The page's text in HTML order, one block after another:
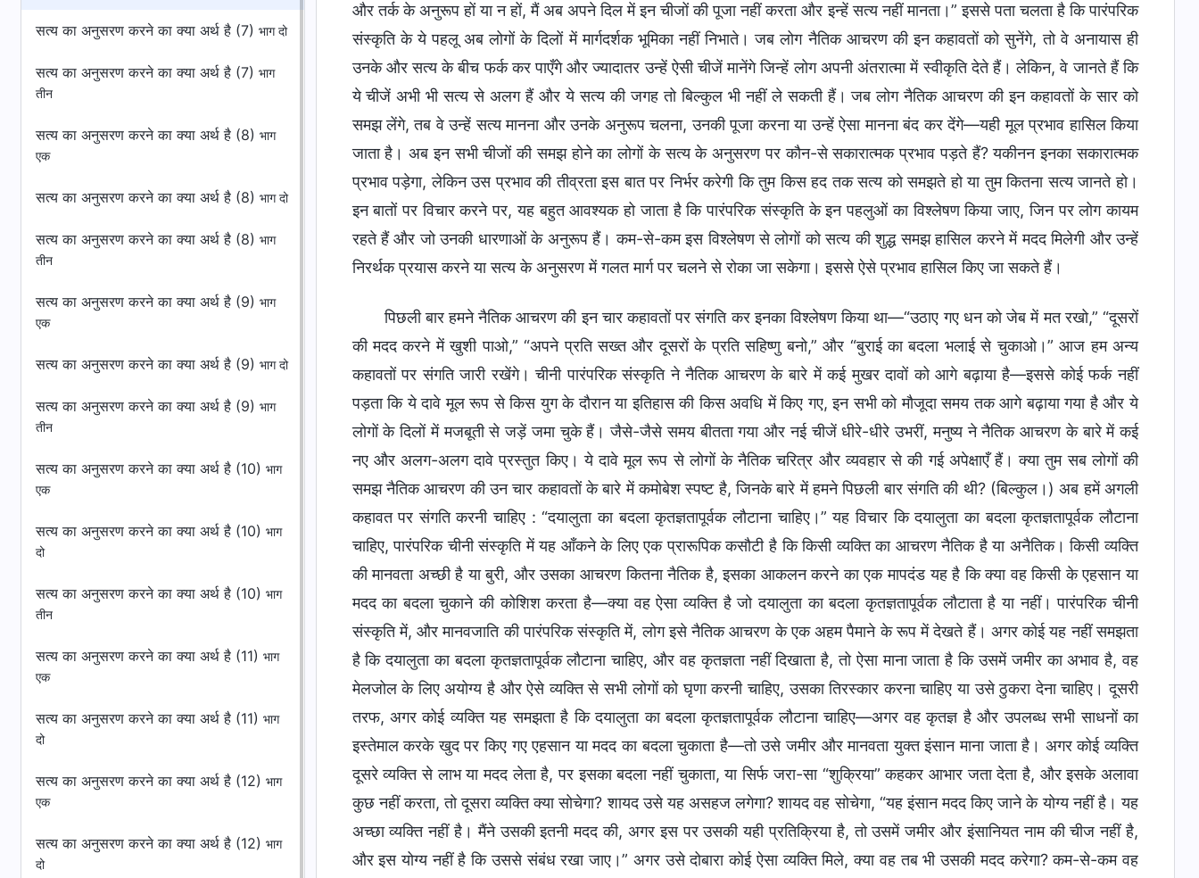
सत्य का अनुसरण करने का क्या अर्थ है (7) भाग दो
सत्य का अनुसरण करने का क्या अर्थ है (7) भाग
तीन
सत्य का अनुसरण करने का क्या अर्थ है (8) भाग
एक
सत्य का अनुसरण करने का क्या अर्थ है (8) भाग दो
सत्य का अनुसरण करने का क्या अर्थ है (8) भाग
तीन
सत्य का अनुसरण करने का क्या अर्थ है (9) भाग
एक
सत्य का अनुसरण करने का क्या अर्थ है (9) भाग दो
सत्य का अनुसरण करने का क्या अर्थ है (9) भाग
तीन
सत्य का अनुसरण करने का क्या अर्थ है (10) भाग
एक
सत्य का अनुसरण करने का क्या अर्थ है (10) भाग
दो
सत्य का अनुसरण करने का क्या अर्थ है (10) भाग
तीन
सत्य का अनुसरण करने का क्या अर्थ है (11) भाग
एक
सत्य का अनुसरण करने का क्या अर्थ है (11) भाग
दो
सत्य का अनुसरण करने का क्या अर्थ है (12) भाग
एक
सत्य का अनुसरण करने का क्या अर्थ है (12) भाग
दो
और तर्क के अनुरूप हों या न हों, मैं अब अपने दिल में इन चीजों की पूजा नहीं करता और इन्हें सत्य नहीं मानता।” इससे पता चलता है कि पारंपरिक
संस्कृति के ये पहलू अब लोगों के दिलों में मार्गदर्शक भूमिका नहीं निभाते। जब लोग नैतिक आचरण की इन कहावतों को सुनेंगे, तो वे अनायास ही
उनके और सत्य के बीच फर्क कर पाएँगे और ज्यादातर उन्हें ऐसी चीजें मानेंगे जिन्हें लोग अपनी अंतरात्मा में स्वीकृति देते हैं। लेकिन, वे जानते हैं कि
ये चीजें अभी भी सत्य से अलग हैं और ये सत्य की जगह तो बिल्कुल भी नहीं ले सकती हैं। जब लोग नैतिक आचरण की इन कहावतों के सार को
समझ लेंगे, तब वे उन्हें सत्य मानना और उनके अनुरूप चलना, उनकी पूजा करना या उन्हें ऐसा मानना बंद कर देंगे—यही मूल प्रभाव हासिल किया
जाता है। अब इन सभी चीजों की समझ होने का लोगों के सत्य के अनुसरण पर कौन-से सकारात्मक प्रभाव पड़ते हैं? यकीनन इनका सकारात्मक
प्रभाव पड़ेगा, लेकिन उस प्रभाव की तीव्रता इस बात पर निर्भर करेगी कि तुम किस हद तक सत्य को समझते हो या तुम कितना सत्य जानते हो।
इन बातों पर विचार करने पर, यह बहुत आवश्यक हो जाता है कि पारंपरिक संस्कृति के इन पहलुओं का विश्लेषण किया जाए, जिन पर लोग कायम
रहते हैं और जो उनकी धारणाओं के अनुरूप हैं। कम-से-कम इस विश्लेषण से लोगों को सत्य की शुद्ध समझ हासिल करने में मदद मिलेगी और उन्हें
निरर्थक प्रयास करने या सत्य के अनुसरण में गलत मार्ग पर चलने से रोका जा सकेगा। इससे ऐसे प्रभाव हासिल किए जा सकते हैं।
पिछली बार हमने नैतिक आचरण की इन चार कहावतों पर संगति कर इनका विश्लेषण किया था—“उठाए गए धन को जेब में मत रखो,” “दूसरों
की मदद करने में खुशी पाओ,” “अपने प्रति सख्त और दूसरों के प्रति सहिष्णु बनो,” और “बुराई का बदला भलाई से चुकाओ।” आज हम अन्य
कहावतों पर संगति जारी रखेंगे। चीनी पारंपरिक संस्कृति ने नैतिक आचरण के बारे में कई मुखर दावों को आगे बढ़ाया है—इससे कोई फर्क नहीं
पड़ता कि ये दावे मूल रूप से किस युग के दौरान या इतिहास की किस अवधि में किए गए, इन सभी को मौजूदा समय तक आगे बढ़ाया गया है और ये
लोगों के दिलों में मजबूती से जड़ें जमा चुके हैं। जैसे-जैसे समय बीतता गया और नई चीजें धीरे-धीरे उभरीं, मनुष्य ने नैतिक आचरण के बारे में कई
नए और अलग-अलग दावे प्रस्तुत किए। ये दावे मूल रूप से लोगों के नैतिक चरित्र और व्यवहार से की गई अपेक्षाएँ हैं। क्या तुम सब लोगों की
समझ नैतिक आचरण की उन चार कहावतों के बारे में कमोबेश स्पष्ट है, जिनके बारे में हमने पिछली बार संगति की थी? (बिल्कुल।) अब हमें अगली
कहावत पर संगति करनी चाहिए : “दयालुता का बदला कृतज्ञतापूर्वक लौटाना चाहिए।” यह विचार कि दयालुता का बदला कृतज्ञतापूर्वक लौटाना
चाहिए, पारंपरिक चीनी संस्कृति में यह आँकने के लिए एक प्रारूपिक कसौटी है कि किसी व्यक्ति का आचरण नैतिक है या अनैतिक। किसी व्यक्ति
की मानवता अच्छी है या बुरी, और उसका आचरण कितना नैतिक है, इसका आकलन करने का एक मापदंड यह है कि क्या वह किसी के एहसान या
मदद का बदला चुकाने की कोशिश करता है—क्या वह ऐसा व्यक्ति है जो दयालुता का बदला कृतज्ञतापूर्वक लौटाता है या नहीं। पारंपरिक चीनी
संस्कृति में, और मानवजाति की पारंपरिक संस्कृति में, लोग इसे नैतिक आचरण के एक अहम पैमाने के रूप में देखते हैं। अगर कोई यह नहीं समझता
है कि दयालुता का बदला कृतज्ञतापूर्वक लौटाना चाहिए, और वह कृतज्ञता नहीं दिखाता है, तो ऐसा माना जाता है कि उसमें जमीर का अभाव है, वह
मेलजोल के लिए अयोग्य है और ऐसे व्यक्ति से सभी लोगों को घृणा करनी चाहिए, उसका तिरस्कार करना चाहिए या उसे ठुकरा देना चाहिए। दूसरी
तरफ, अगर कोई व्यक्ति यह समझता है कि दयालुता का बदला कृतज्ञतापूर्वक लौटाना चाहिए—अगर वह कृतज्ञ है और उपलब्ध सभी साधनों का
इस्तेमाल करके खुद पर किए गए एहसान या मदद का बदला चुकाता है—तो उसे जमीर और मानवता युक्त इंसान माना जाता है। अगर कोई व्यक्ति
दूसरे व्यक्ति से लाभ या मदद लेता है, पर इसका बदला नहीं चुकाता, या सिर्फ जरा-सा “शुक्रिया” कहकर आभार जता देता है, और इसके अलावा
कुछ नहीं करता, तो दूसरा व्यक्ति क्या सोचेगा? शायद उसे यह असहज लगेगा? शायद वह सोचेगा, “यह इंसान मदद किए जाने के योग्य नहीं है। यह
अच्छा व्यक्ति नहीं है। मैंने उसकी इतनी मदद की, अगर इस पर उसकी यही प्रतिक्रिया है, तो उसमें जमीर और इंसानियत नाम की चीज नहीं है,
और इस योग्य नहीं है कि उससे संबंध रखा जाए।” अगर उसे दोबारा कोई ऐसा व्यक्ति मिले, क्या वह तब भी उसकी मदद करेगा? कम-से-कम वह